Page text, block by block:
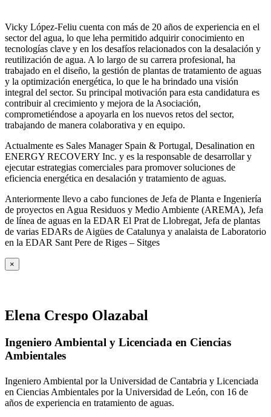
Vicky López-Feliu cuenta con más de 20 años de experiencia en el
sector del agua, lo que leha permitido adquirir conocimiento en
tecnologías clave y en los desafíos relacionados con la desalación y
reutilización de agua. A lo largo de su carrera profesional, ha
trabajado en el diseño, la gestión de plantas de tratamiento de aguas
y la optimización energética, lo que le ha brindado una visión
integral del sector. Su principal motivación para esta candidatura es
contribuir al crecimiento y mejora de la Asociación,
comprometiéndose a apoyarla en los nuevos retos del sector,
trabajando de manera colaborativa y en equipo.
Actualmente es Sales Manager Spain & Portugal, Desalination en
ENERGY RECOVERY Inc. y es la responsable de desarrollar y
ejecutar estrategias comerciales para promover soluciones de
eficiencia energética en desalación y tratamiento de aguas.
Anteriormente llevo a cabo funciones de Jefa de Planta e Ingeniería
de proyectos en Agua Residuos y Medio Ambiente (AREMA), Jefa
de línea de aguas en la EDAR El Prat de Llobregat, Jefa de plantas
de varias EDARs de Aigües de Catalunya y analaista de Laboratorio
en la EDAR Sant Pere de Riges – Sitges
×
Elena Crespo Olazabal
Ingeniero Ambiental y Licenciada en Ciencias
Ambientales
Ingeniero Ambiental por la Universidad de Cantabria y Licenciada
en Ciencias Ambientales por la Universidad de León, con 16 de
años de experiencia en tratamiento de aguas.